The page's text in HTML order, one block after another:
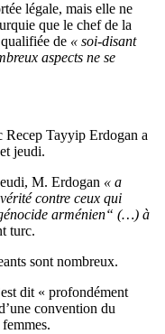
légale, mais elle ne
que le chef de la
de « soi-disant
aspects ne se
Recep Tayyip Erdogan a
jeudi.
M. Erdogan « a
contre ceux qui
arménien“ (…) à
turc.
sont nombreux.
dit « profondément
convention du